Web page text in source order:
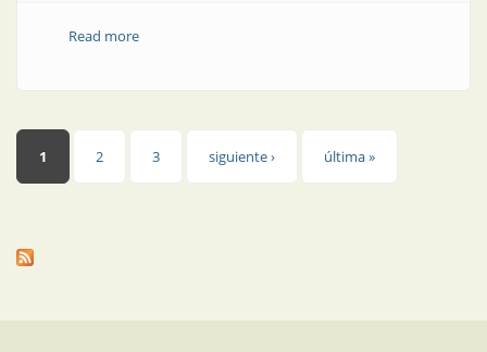
Read moreabout Wi-Fi 6: tecnologías de comunicación en la
Páginas
1 2 3 siguiente › última »